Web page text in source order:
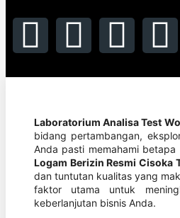
Laboratorium Analisa Test
bidang pertambangan,
Anda pasti memahami
Logam Berizin Resmi Cisoka
dan tuntutan kualitas yang
faktor utama untuk
keberlanjutan bisnis Anda.